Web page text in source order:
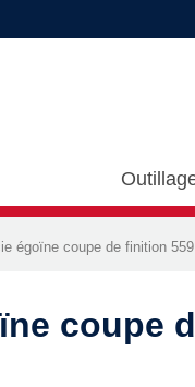
égoïne coupe de finition
coupe